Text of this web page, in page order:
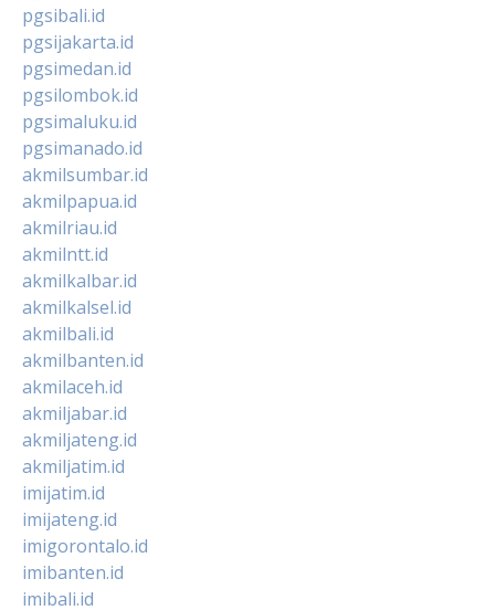
pgsibali.id
pgsijakarta.id
pgsimedan.id
pgsilombok.id
pgsimaluku.id
pgsimanado.id
akmilsumbar.id
akmilpapua.id
akmilriau.id
akmilntt.id
akmilkalbar.id
akmilkalsel.id
akmilbali.id
akmilbanten.id
akmilaceh.id
akmiljabar.id
akmiljateng.id
akmiljatim.id
imijatim.id
imijateng.id
imigorontalo.id
imibanten.id
imibali.id